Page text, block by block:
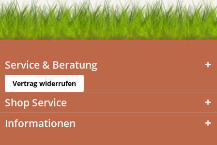
Service & Beratung
Vertrag widerrufen
Shop Service
Informationen